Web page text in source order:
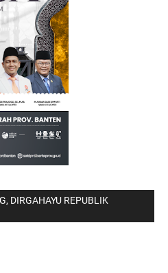
DIRGAHAYU REPUBLIK